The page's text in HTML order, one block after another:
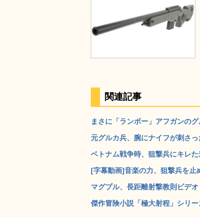
関連記事
まさに「ランボー」アフガンの
元グルカ兵、腕にナイフが刺さ
ベトナム戦争時、狙撃兵にキレ
[字幕動画]音楽の力、狙撃兵を止
マグプル、長距離射撃教則ビデ
傑作冒険小説「極大射程」シリ